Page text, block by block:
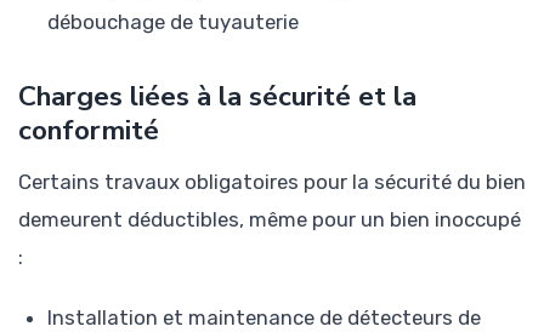
débouchage de tuyauterie
Charges liées à la sécurité et la
conformité
Certains travaux obligatoires pour la sécurité du bien
demeurent déductibles, même pour un bien inoccupé
:
Installation et maintenance de détecteurs de